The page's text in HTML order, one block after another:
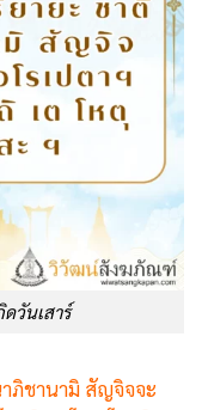
วันเสาร์
ภิชานามิ สัญจิจจะ